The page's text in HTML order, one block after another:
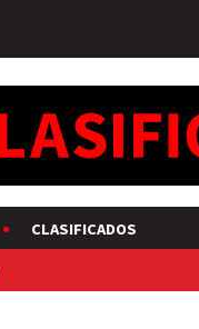
CLASIFICADOS